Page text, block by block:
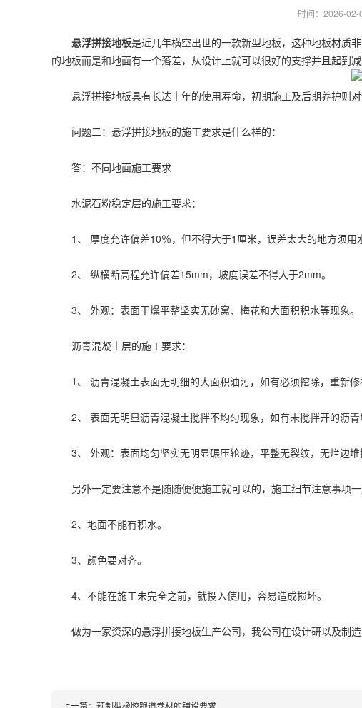
时间：2026-02-
悬浮拼接地板是近几年横空出世的一款新型地板，这种地板材质
的地板而是和地面有一个落差，从设计上就可以很好的支撑并且起到
悬浮拼接地板具有长达十年的使用寿命，初期施工及后期养护则对
问题二：悬浮拼接地板的施工要求是什么样的：
答：不同地面施工要求
水泥石粉稳定层的施工要求：
1、 厚度允许偏差10％，但不得大于1厘米，误差太大的地方须用
2、 纵横断高程允许偏差15mm，坡度误差不得大于2mm。
3、 外观：表面干燥平整坚实无砂窝、梅花和大面积积水等现象。
沥青混凝土层的施工要求：
1、 沥青混凝土表面无明细的大面积油污，如有必须挖除，重新修
2、 表面无明显沥青混凝土搅拌不均匀现象，如有未搅拌开的沥青
3、 外观：表面均匀坚实无明显碾压轮迹，平整无裂纹，无烂边堆
另外一定要注意不是随随便便施工就可以的，施工细节注意事项一
2、地面不能有积水。
3、颜色要对齐。
4、不能在施工未完全之前，就投入使用，容易造成损坏。
做为一家资深的悬浮拼接地板生产公司，我公司在设计研以及制造
上一篇： 预制型橡胶跑道卷材的铺设要求